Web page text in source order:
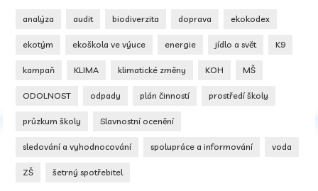
analýza audit biodiverzita doprava ekokodex
ekotým ekoškola ve výuce energie jídlo a svět K9
kampaň KLIMA klimatické změny KOH MŠ
ODOLNOST odpady plán činností prostředí školy
průzkum školy Slavnostní ocenění
sledování a vyhodnocování spolupráce a informování voda
ZŠ šetrný spotřebitel